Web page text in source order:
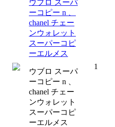
ウブロ スーパ
ーコピー n 、
chanel チェー
ンウォレット
スーパーコピ
ーエルメス
ウブロ スーパ
ーコピー n 、
chanel チェー
ンウォレット
スーパーコピ
ーエルメス
1